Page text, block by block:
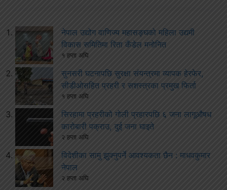
नेपाल उद्योग वाणिज्य महासङ्घको महिला उद्यमी
विकास समितिमा रिता कँडेल मनोनित
१ हप्ता अघि
सुनसरी घटनापछि सुरक्षा संयन्त्रमा व्यापक हेरफेर,
सीडीओसहित प्रहरी र सशस्त्रका प्रमुख फिर्ता
१ हप्ता अघि
सिरहामा प्रहरीको गोली प्रहारपछि ६ जना लागूऔषध
कारोबारी पक्राउ, दुई जना घाइते
२ हप्ता अघि
विदेशीका सामु झुक्नुपर्ने आवश्यकता छैन : माधवकुमार
नेपाल
२ हप्ता अघि